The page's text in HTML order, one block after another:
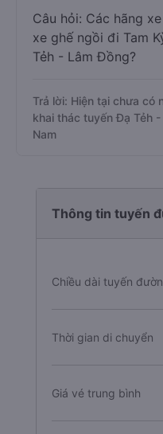
Câu hỏi: Các hãng
xe ghế ngồi đi Tam
Tẻh - Lâm Đồng?
Trả lời: Hiện tại chưa có
khai thác tuyến Đạ Tẻh
Nam
Thông tin tuyến
Chiều dài tuyến
Thời gian di chuyển
Giá vé trung bình